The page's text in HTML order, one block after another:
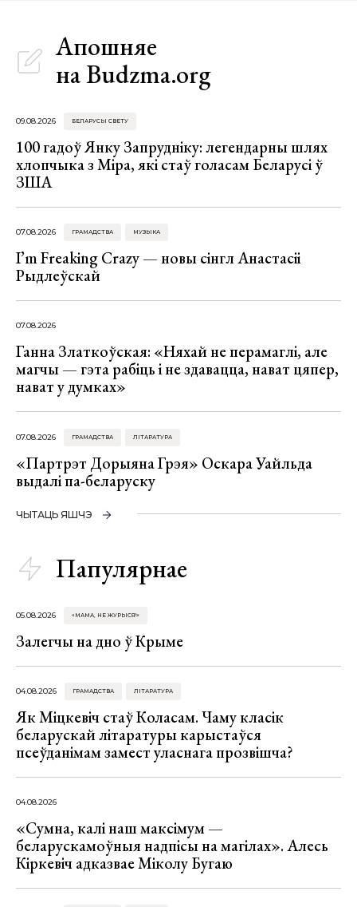
Апошняе
на Budzma.org
09.08.2026 БЕЛАРУСЫ СВЕТУ
100 гадоў Янку Запрудніку: легендарны шлях
хлопчыка з Міра, які стаў голасам Беларусі ў
ЗША
07.08.2026 ГРАМАДСТВА МУЗЫКА
I’m Freaking Crazy — новы сінгл Анастасіі
Рыдлеўскай
07.08.2026
Ганна Златкоўская: «Няхай не перамаглі, але
магчы — гэта рабіць і не здавацца, нават цяпер,
нават у думках»
07.08.2026 ГРАМАДСТВА ЛІТАРАТУРА
«Партрэт Дорыяна Грэя» Оскара Уайльда
выдалі па-беларуску
ЧЫТАЦЬ ЯШЧЭ
Папулярнае
05.08.2026 «МАМА, НЕ ЖУРЫСЯ!»
Залегчы на дно ў Крыме
04.08.2026 ГРАМАДСТВА ЛІТАРАТУРА
Як Міцкевіч стаў Коласам. Чаму класік
беларускай літаратуры карыстаўся
псеўданімам замест уласнага прозвішча?
04.08.2026
«Сумна, калі наш максімум —
беларускамоўныя надпісы на магілах». Алесь
Кіркевіч адказвае Міколу Бугаю